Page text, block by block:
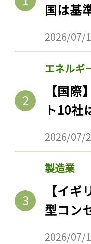
国は基
2026/07/
エネルギ
【国
ト10社
2026/07/
製造業
【イ
型コン
2026/07/